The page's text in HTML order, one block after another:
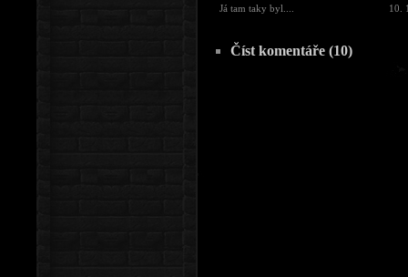
Já tam taky byl....
10.
Číst komentáře (10)